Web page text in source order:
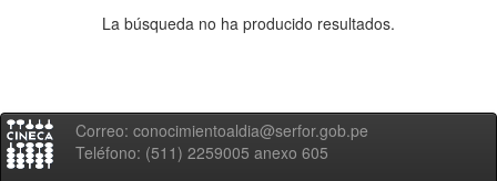
La búsqueda no ha producido resultados.
Correo: conocimientoaldia@serfor.gob.pe
Teléfono: (511) 2259005 anexo 605